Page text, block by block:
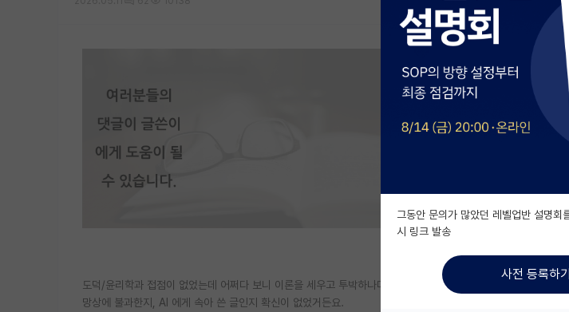
도덕/윤리학과 접점이 없었는데 어쩌다 보니 이론을 세우고 투박하나마 논문화도 하게 되었습니다. 다른 목적이
망상에 불과한지, AI 에게 속아 쓴 글인지 확신이 없었거든요.
그동안 문의가 많았던 레벨업반 설명회
시 링크 발송
사전 등록하기